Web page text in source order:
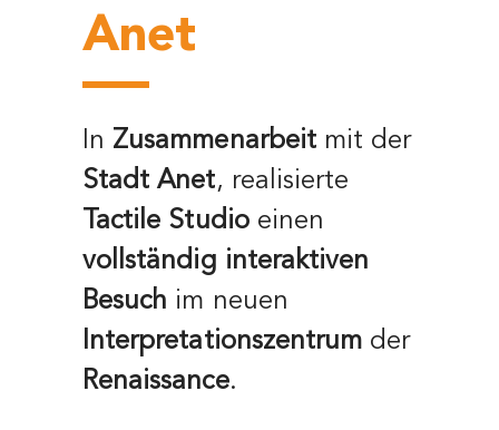
Anet
In Zusammenarbeitmit der
Stadt Anet, realisierte
Tactile Studioeinen
vollständig interaktiven
Besuch im neuen
Interpretationszentrum der
Renaissance.